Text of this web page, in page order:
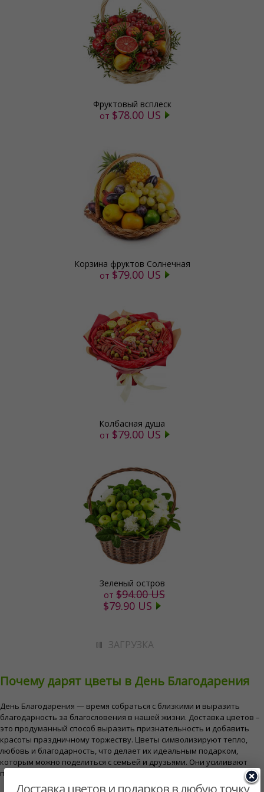
Фруктовый всплеск
от $78.00 US
Корзина фруктов Солнечная
от $79.00 US
Колбасная душа
от $79.00 US
Зеленый остров
от $94.00 US
$79.90 US
ЗАГРУЗКА
Почему дарят цветы в День Благодарения
День Благодарения — время собраться с близкими и выразить
благодарность за благословения в нашей жизни. Доставка цветов –
это продуманный способ выразить признательность и добавить
красоты праздничному торжеству. Цветы символизируют тепло,
любовь и благодарность, что делает их идеальным подарком,
которым можно поделиться с семьей и друзьями. Они усиливают
праздничную атмосферу и приносят радость празднику.
Доставка цветов и подарков в любую точку